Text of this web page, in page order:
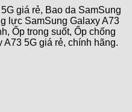
giá rẻ, Bao da SamSung
lực SamSung Galaxy A73
Ốp trong suốt, Ốp chống
5G giá rẻ, chính hãng.